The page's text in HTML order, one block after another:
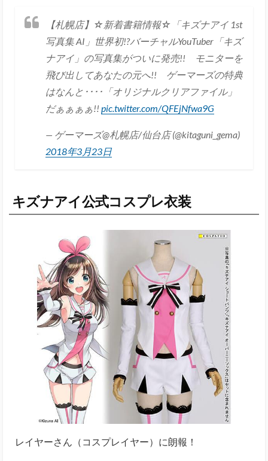
【札幌店】☆新着書籍情報☆「キズナアイ 1st
写真集 AI」世界初!?バーチャルYouTuber「キズ
ナアイ」の写真集がついに発売!! モニターを
飛び出してあなたの元へ!! ゲーマーズの特典
はなんと････「オリジナルクリアファイル」
だぁぁぁぁ!!pic.twitter.com/QFEjNfwa9G
— ゲーマーズ@札幌店/仙台店 (@kitaguni_gema)
2018年3月23日
キズナアイ公式コスプレ衣装
レイヤーさん（コスプレイヤー）に朗報！